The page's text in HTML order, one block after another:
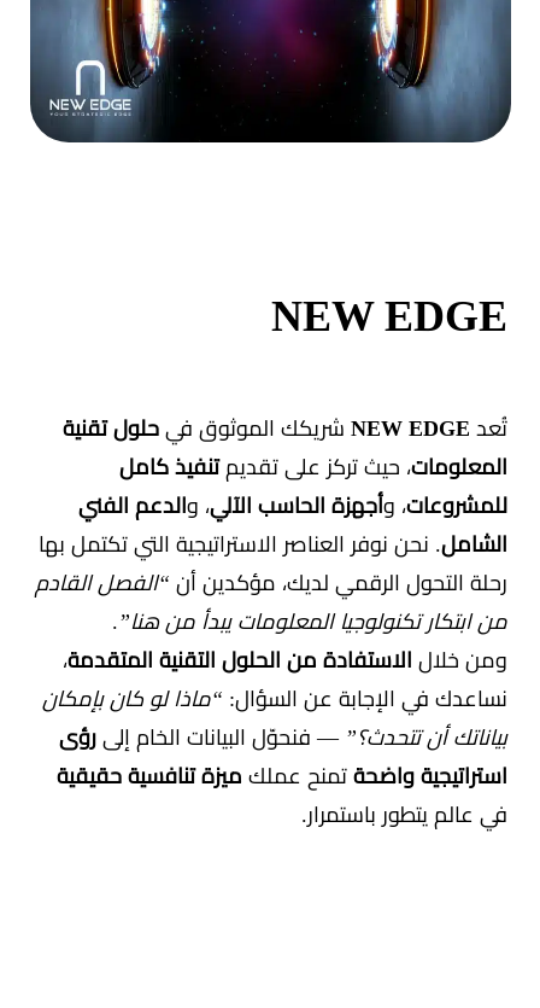
NEW EDGE
تُعد NEW EDGE شريكك الموثوق فيحلول تقنية
المعلومات، حيث تركز على تقديمتنفيذ كامل
للمشروعات، و أجهزة الحاسب الآلي، و الدعم الفني
الشامل. نحن نوفر العناصر الاستراتيجية التي تكتمل بها
رحلة التحول الرقمي لديك، مؤكدين أن “الفصل القادم
من ابتكار تكنولوجيا المعلومات يبدأ من هنا”.
ومن خلال الاستفادة من الحلول التقنية المتقدمة،
نساعدك في الإجابة عن السؤال: “ماذا لو كان بإمكان
بياناتك أن تتحدث؟” — فنحوّل البيانات الخام إلىرؤى
استراتيجية واضحة تمنح عملك ميزة تنافسية حقيقية
في عالم يتطور باستمرار.